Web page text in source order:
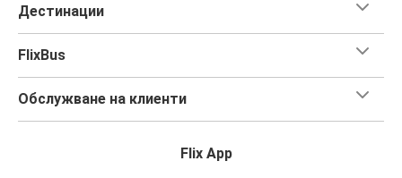
Дестинации
FlixBus
Обслужване на клиенти
Flix App